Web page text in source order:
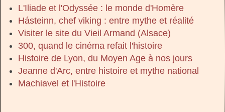
L'Iliade et l'Odyssée : le monde d'Homère
Hásteinn, chef viking : entre mythe et réalité
Visiter le site du Vieil Armand (Alsace)
300, quand le cinéma refait l'histoire
Histoire de Lyon, du Moyen Age à nos jours
Jeanne d'Arc, entre histoire et mythe national
Machiavel et l'Histoire